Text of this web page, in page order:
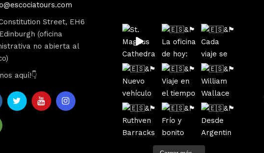
Street, EH6
(oficina
no abierta al
aquí!👇